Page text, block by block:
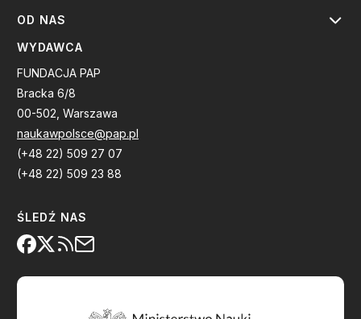
OD NAS
WYDAWCA
FUNDACJA PAP
Bracka 6/8
00-502, Warszawa
naukawpolsce@pap.pl
(+48 22) 509 27 07
(+48 22) 509 23 88
ŚLEDŹ NAS